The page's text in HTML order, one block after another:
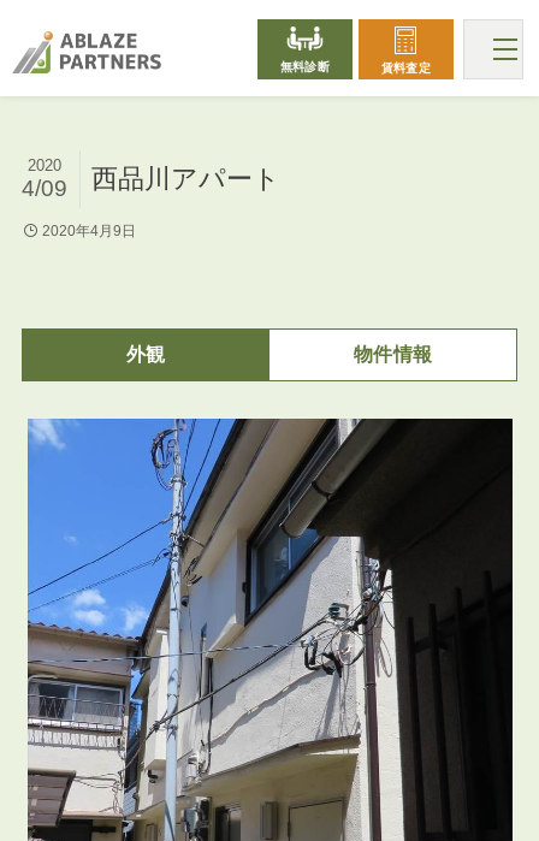
無料診断 賃料査定
西品川アパート
2020
4/09
2020年4月9日
外観 物件情報